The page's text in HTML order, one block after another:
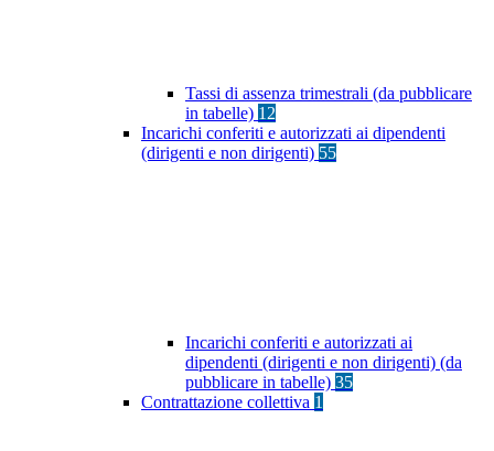
Tassi di assenza trimestrali (da pubblicare
in tabelle) 12
Incarichi conferiti e autorizzati ai dipendenti
(dirigenti e non dirigenti) 55
Incarichi conferiti e autorizzati ai
dipendenti (dirigenti e non dirigenti) (da
pubblicare in tabelle) 35
Contrattazione collettiva 1